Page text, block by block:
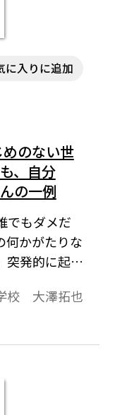
に入りに追加
のない世
、自分
の一例
でもダメだ
何かがたりな
突発的に起こ
、思ってもみ
そんなことが
校 大澤拓也